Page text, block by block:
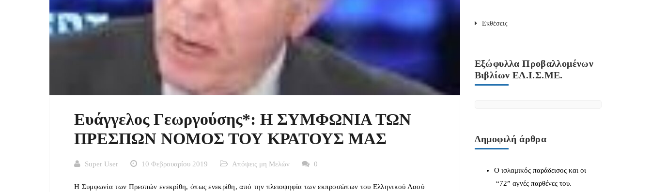
Ευάγγελος Γεωργούσης*: Η ΣΥΜΦΩΝΙΑ ΤΩΝ
ΠΡΕΣΠΩΝ ΝΟΜΟΣ ΤΟΥ ΚΡΑΤΟΥΣ ΜΑΣ
Super User 10 Φεβρουαρίου 2019 Απόψεις μη Μελών 0
Η Συμφωνία των Πρεσπών ενεκρίθη, όπως ενεκρίθη, από την πλειοψηφία των εκπροσώπων του Ελληνικού Λαού
Εκθέσεις
Εξώφυλλα Προβαλλομένων
Βιβλίων ΕΛ.Ι.Σ.ΜΕ.
Δημοφιλή άρθρα
Ο ισλαμικός παράδεισος και οι
“72” αγνές παρθένες του.